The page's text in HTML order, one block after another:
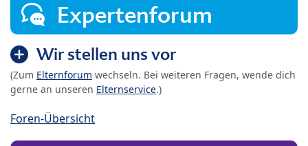
Expertenforum
Wir stellen uns vor
(Zum Elternforum wechseln. Bei weiteren Fragen, wende dich
gerne an unseren Elternservice.)
Foren-Übersicht